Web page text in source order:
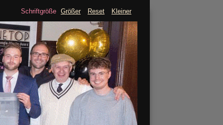
Schriftgröße Größer Reset Kleiner